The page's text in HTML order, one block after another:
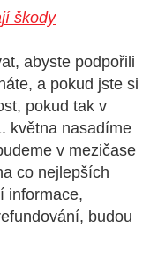
škody
abyste podpořili
a pokud jste si
pokud tak v
května nasadíme
v mezičase
co nejlepších
informace,
budou